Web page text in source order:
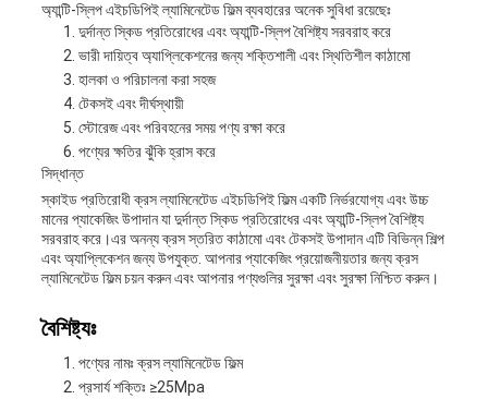
অ্যান্টি-স্লিপ এইচডিপিই ল্যামিনেটেড ফিল্ম ব্যবহারের অনেক সুবিধা রয়েছেঃ
দুর্দান্ত স্কিড প্রতিরোধের এবং অ্যান্টি-স্লিপ বৈশিষ্ট্য সরবরাহ করে
ভারী দায়িত্ব অ্যাপ্লিকেশনের জন্য শক্তিশালী এবং স্থিতিশীল কাঠামো
হালকা ও পরিচালনা করা সহজ
টেকসই এবং দীর্ঘস্থায়ী
স্টোরেজ এবং পরিবহনের সময় পণ্য রক্ষা করে
পণ্যের ক্ষতির ঝুঁকি হ্রাস করে
সিদ্ধান্ত
স্কাইড প্রতিরোধী ক্রস ল্যামিনেটেড এইচডিপিই ফিল্ম একটি নির্ভরযোগ্য এবং উচ্চ
মানের প্যাকেজিং উপাদান যা দুর্দান্ত স্কিড প্রতিরোধের এবং অ্যান্টি-স্লিপ বৈশিষ্ট্য
সরবরাহ করে।এর অনন্য ক্রস স্তরিত কাঠামো এবং টেকসই উপাদান এটি বিভিন্ন শিল্প
এবং অ্যাপ্লিকেশন জন্য উপযুক্ত. আপনার প্যাকেজিং প্রয়োজনীয়তার জন্য ক্রস
ল্যামিনেটেড ফিল্ম চয়ন করুন এবং আপনার পণ্যগুলির সুরক্ষা এবং সুরক্ষা নিশ্চিত করুন।
বৈশিষ্ট্যঃ
পণ্যের নামঃ ক্রস ল্যামিনেটেড ফিল্ম
প্রসার্য শক্তিঃ ≥25Mpa